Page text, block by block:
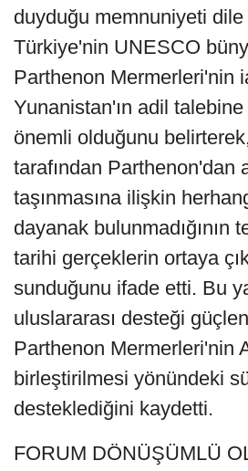
duyduğu memnuniyeti
Türkiye'nin UNESCO
Parthenon Mermerleri'nin
Yunanistan'ın adil
önemli olduğunu
tarafından Parthenon'dan
taşınmasına ilişkin
dayanak bulunmadığının
tarihi gerçeklerin ortaya
sunduğunu ifade etti. Bu
uluslararası desteği
Parthenon Mermerleri'nin
birleştirilmesi yönündeki
desteklediğini kaydetti.
FORUM DÖNÜŞÜMLÜ